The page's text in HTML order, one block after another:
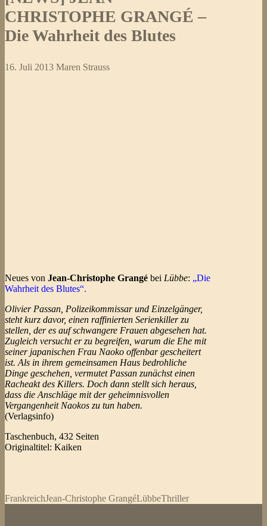
CHRISTOPHE GRANGÉ –
Die Wahrheit des Blutes
16. Juli 2013 Maren Strauss
Neues von Jean-Christophe Grangé bei Lübbe: „Die
Wahrheit des Blutes“.
Olivier Passan, Polizeikommissar und Einzelgänger,
steht kurz davor, einen raffinierten Serienkiller zu
stellen, der es auf schwangere Frauen abgesehen hat.
Zugleich versucht er zu begreifen, warum die Ehe mit
seiner japanischen Frau Naoko offenbar gescheitert
ist. Als in ihrem gemeinsamen Haus bedrohliche
Dinge geschehen, vermutet Passan zunächst einen
Racheakt des Killers. Doch dann stellt sich heraus,
dass die Anschläge mit der geheimnisvollen
Vergangenheit Naokos zu tun haben.
(Verlagsinfo)
Taschenbuch, 432 Seiten
Originaltitel: Kaiken
FrankreichJean-Christophe GrangéLübbeThriller